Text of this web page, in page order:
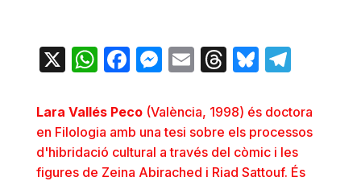
X WhatsApp
Facebook
Messenger
EmailThreads
Bluesky
Lara Vallés Peco(València, 1998) és doctora
en Filologia amb una tesi sobre els processos
d'hibridació cultural a través del còmic i les
figures de Zeina Abirached i Riad Sattouf. És